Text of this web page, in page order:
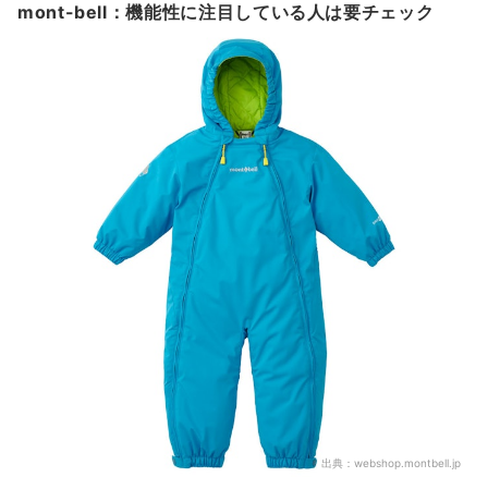
mont-bell：機能性に注目している人は要チェック
出典： webshop.montbell.jp